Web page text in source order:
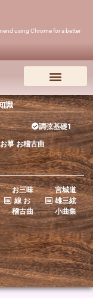
using Chrome for a better
識
調弦基礎1
お箏 お稽古曲
お三味
線 お
稽古曲
宮城道
雄三絃
小曲集